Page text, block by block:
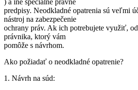
) a iné špeciálne právne
predpisy. Neodkladné opatrenia sú veľmi
nástroj na zabezpečenie
ochrany práv. Ak ich potrebujete využiť,
právnika, ktorý vám
pomôže s návrhom.
Ako požiadať o neodkladné opatrenie?
1. Návrh na súd: